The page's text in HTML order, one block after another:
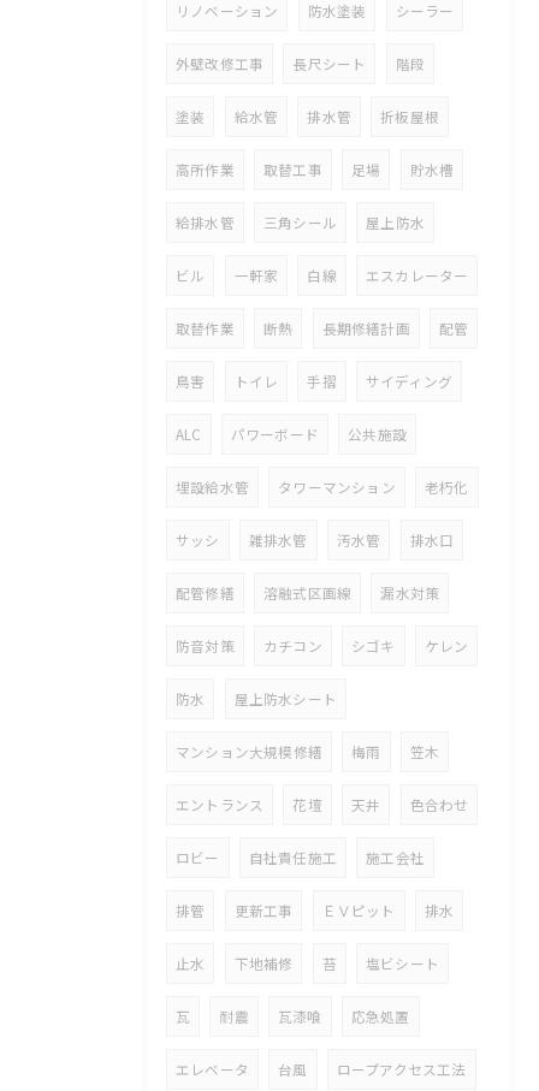
リノベーション 防水塗装 シーラー
外壁改修工事 長尺シート 階段
塗装 給水管 排水管 折板屋根
高所作業 取替工事 足場 貯水槽
給排水管 三角シール 屋上防水
ビル 一軒家 白線 エスカレーター
取替作業 断熱 長期修繕計画 配管
鳥害 トイレ 手摺 サイディング
ALC パワーボード 公共施設
埋設給水管 タワーマンション 老朽化
サッシ 雑排水管 汚水管 排水口
配管修繕 溶融式区画線 漏水対策
防音対策 カチコン シゴキ ケレン
防水 屋上防水シート
マンション大規模修繕 梅雨 笠木
エントランス 花壇 天井 色合わせ
ロビー 自社責任施工 施工会社
排管 更新工事 ＥＶピット 排水
止水 下地補修 苔 塩ビシート
瓦 耐震 瓦漆喰 応急処置
エレベータ 台風 ロープアクセス工法